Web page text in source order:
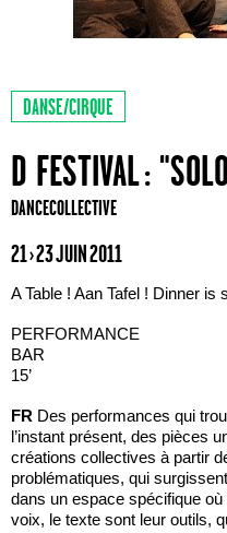
DANSE/CIRQUE
D FESTIVAL :
DANCECOLLECTIVE
21 › 23 JUIN 2011
A Table ! Aan Tafel ! Dinner is
PERFORMANCE
BAR
15’
FR Des performances qui
l’instant présent, des pièces
créations collectives à partir
problématiques, qui
dans un espace spécifique
voix, le texte sont leur outils,